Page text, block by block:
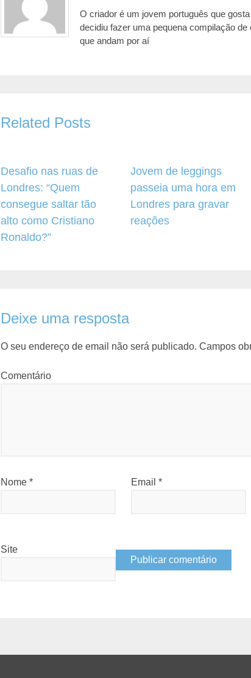
O criador é um jovem português que
decidiu fazer uma pequena compilação
que andam por aí
Related Posts
Desafio nas ruas de
Londres: “Quem
consegue saltar tão
alto como Cristiano
Ronaldo?”
Jovem de leggings
passeia uma hora em
Londres para gravar
reações
Deixe uma resposta
O seu endereço de email não será publicado. Campos
Comentário
Nome * Email*
Site